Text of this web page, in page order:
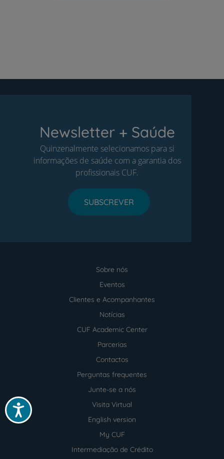
Acessibilidade
Newsletter + Saúde
Quinzenalmente selecionamos para si
informações de saúde com a garantia dos
profissionais CUF.
SUBSCREVER
Sobre nós
Eventos
Clientes e Acompanhantes
Notícias
CUF Academic Center
Parcerias
Contactos
Perguntas frequentes
Junte-se a nós
Visita Virtual
English version
My CUF
Intermediação de Crédito